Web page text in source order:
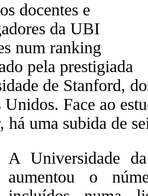
docentes e
da UBI
num ranking
pela prestigiada
de Stanford,
Unidos. Face ao
há uma subida de
A Universidade
aumentou o